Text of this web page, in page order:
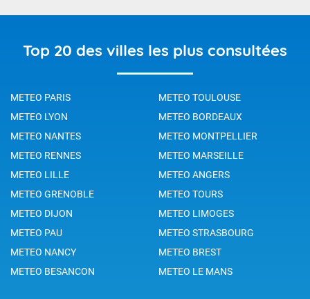
Top 20 des villes les plus consultées
METEO PARIS
METEO TOULOUSE
METEO LYON
METEO BORDEAUX
METEO NANTES
METEO MONTPELLIER
METEO RENNES
METEO MARSEILLE
METEO LILLE
METEO ANGERS
METEO GRENOBLE
METEO TOURS
METEO DIJON
METEO LIMOGES
METEO PAU
METEO STRASBOURG
METEO NANCY
METEO BREST
METEO BESANCON
METEO LE MANS